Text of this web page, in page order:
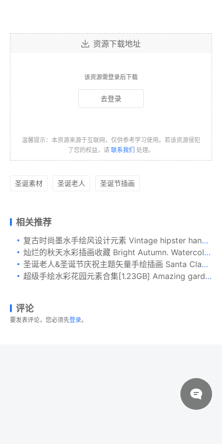
资源下载地址
该资源需登录后下载
去登录
温馨提示：本资源来源于互联网，仅供参考学习使用。若该资源侵犯
了您的权益，请 联系我们 处理。
圣诞素材 圣诞老人 圣诞节插画
相关推荐
复古时尚墨水手绘风设计元素 Vintage hipster hand inked elements
灿烂的秋天水彩插画收藏 Bright Autumn. Watercolor collection
圣诞老人&圣诞节庆祝主题矢量手绘插画 Santa Claus celebrating Christmas. Vector illustra
超级手绘水彩花园元素合集[1.23GB] Amazing garden 100 PNG
评论
要发表评论，您必须先登录。